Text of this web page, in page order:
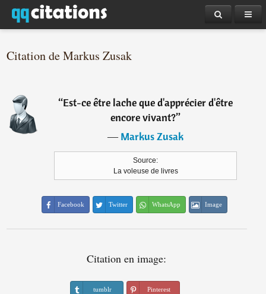
Citation de Markus Zusak
“Est-ce être lache que d'apprécier d'être
encore vivant?”
―Markus Zusak
Source:
La voleuse de livres
Facebook Twitter WhatsApp Image
Citation en image:
tumblr Pinterest